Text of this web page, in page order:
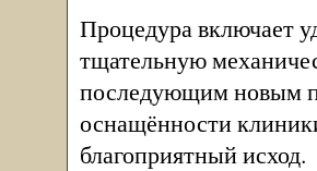
Процедура включает
тщательную
последующим новым
оснащённости
благоприятный исход.